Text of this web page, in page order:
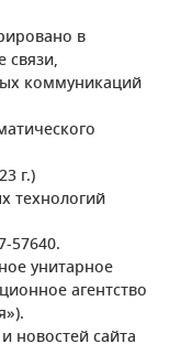
в
связи,
коммуникаций
г.)
технологий
57640.
унитарное
агентство
новостей сайта